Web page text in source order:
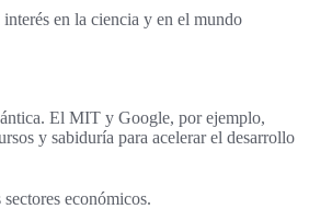
en la ciencia y en el mundo
El MIT y Google, por ejemplo,
y sabiduría para acelerar el desarrollo
económicos.